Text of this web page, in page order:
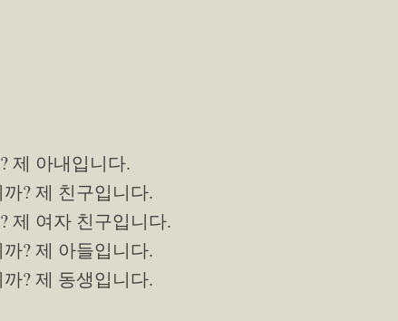
제 아내입니다.
? 제 친구입니다.
제 여자 친구입니다.
? 제 아들입니다.
? 제 동생입니다.